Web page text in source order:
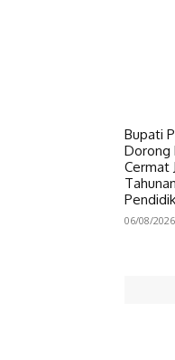
Bupati
Dorong
Cermat
06/08/2026